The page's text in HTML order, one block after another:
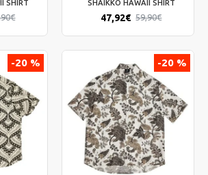
SHIRT SHAIKKO HAWAII SHIRT
47,92€ 59,90€
-20 % -20 %